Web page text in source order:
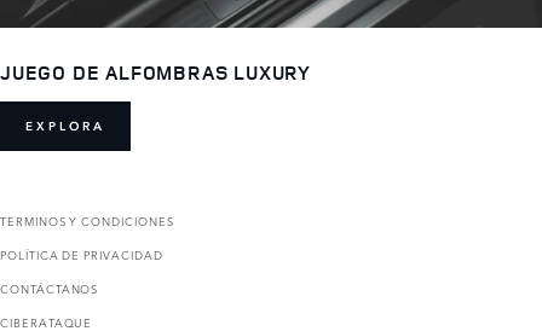
JUEGO DE ALFOMBRAS LUXURY
EXPLORA
TERMINOS Y CONDICIONES
POLÍTICA DE PRIVACIDAD
CONTÁCTANOS
CIBERATAQUE